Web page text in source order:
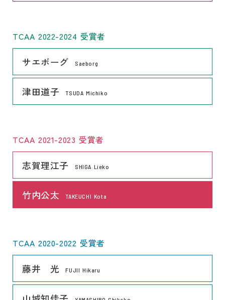
TCAA 2022-2024 受賞者
サエボーグ Saeborg
リンク
津田道子 TSUDA Michiko
リンク
TCAA 2021-2023 受賞者
志賀理江子 SHIGA Lieko
リンク
竹内公太 TAKEUCHI Kota
リンク
TCAA 2020-2022 受賞者
藤井 光 FUJII Hikaru
リンク
リンク